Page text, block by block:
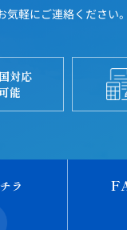
気軽にご連絡ください。
対応
能
ラ